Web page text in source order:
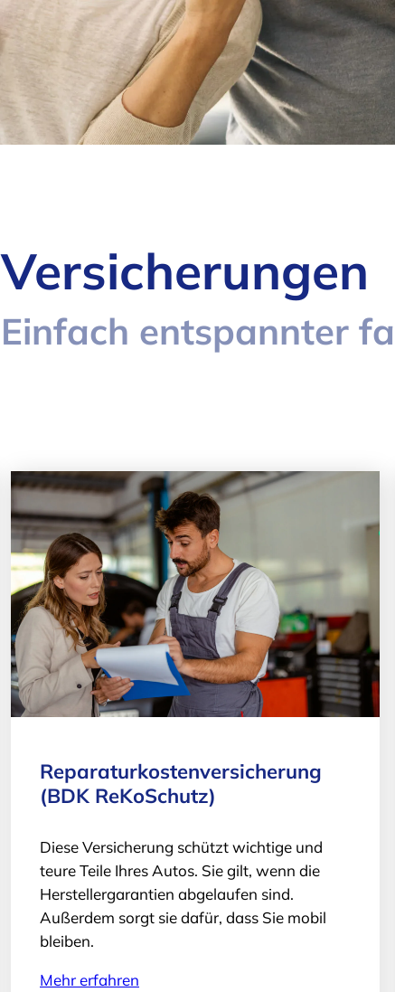
Versicherungen
Einfach entspannter
Reparatur­kosten­versicherung
(BDK ReKoSchutz)
Diese Versicherung schützt wichtige und
teure Teile Ihres Autos. Sie gilt, wenn die
Herstellergarantien abgelaufen sind.
Außerdem sorgt sie dafür, dass Sie mobil
bleiben.
Mehr erfahren